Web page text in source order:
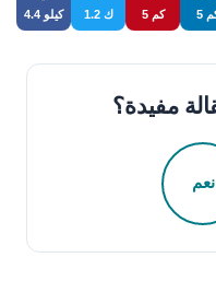
4.4 كيلو 1.2 ك 5 كم كم
مفيدة؟
نعم